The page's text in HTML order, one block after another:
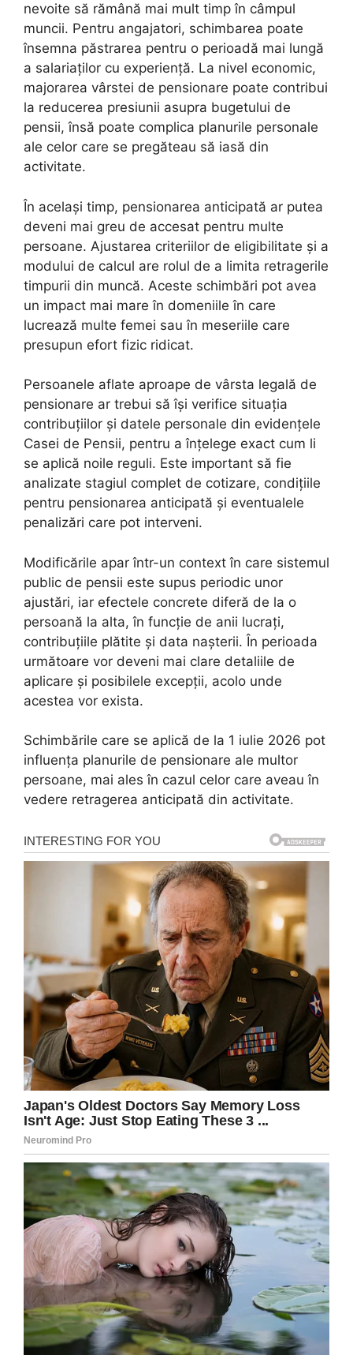
nevoite să rămână mai mult timp în câmpul
muncii. Pentru angajatori, schimbarea poate
însemna păstrarea pentru o perioadă mai lungă
a salariaților cu experiență. La nivel economic,
majorarea vârstei de pensionare poate contribui
la reducerea presiunii asupra bugetului de
pensii, însă poate complica planurile personale
ale celor care se pregăteau să iasă din
activitate.
În același timp, pensionarea anticipată ar putea
deveni mai greu de accesat pentru multe
persoane. Ajustarea criteriilor de eligibilitate și a
modului de calcul are rolul de a limita retragerile
timpurii din muncă. Aceste schimbări pot avea
un impact mai mare în domeniile în care
lucrează multe femei sau în meseriile care
presupun efort fizic ridicat.
Persoanele aflate aproape de vârsta legală de
pensionare ar trebui să își verifice situația
contribuțiilor și datele personale din evidențele
Casei de Pensii, pentru a înțelege exact cum li
se aplică noile reguli. Este important să fie
analizate stagiul complet de cotizare, condițiile
pentru pensionarea anticipată și eventualele
penalizări care pot interveni.
Modificările apar într-un context în care sistemul
public de pensii este supus periodic unor
ajustări, iar efectele concrete diferă de la o
persoană la alta, în funcție de anii lucrați,
contribuțiile plătite și data nașterii. În perioada
următoare vor deveni mai clare detaliile de
aplicare și posibilele excepții, acolo unde
acestea vor exista.
Schimbările care se aplică de la 1 iulie 2026 pot
influența planurile de pensionare ale multor
persoane, mai ales în cazul celor care aveau în
vedere retragerea anticipată din activitate.